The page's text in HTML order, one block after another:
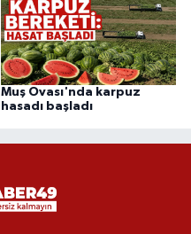
Muş Ovası'nda karpuz
hasadı başladı